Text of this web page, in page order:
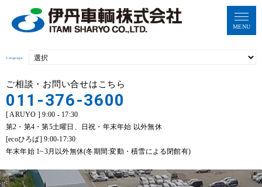
MENU
Language
ご相談・お問い合せはこちら
011-376-3600
[ ARUYO ] 9:00 - 17:30
第2・第4・第5土曜日、日祝・年末年始 以外無休
[ecoひろば] 9:00-17:30
年末年始 1~3月以外無休(冬期間:変動・積雪による閉館有)